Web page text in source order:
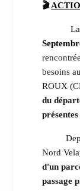
🎬
besoins
ROUX
du
présentes
Depuis
Nord
d'un
passage